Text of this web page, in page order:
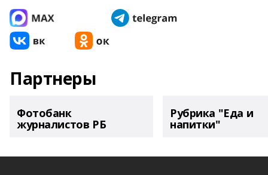
Партнеры
Фотобанк
журналистов РБ
Рубрика "Еда и
напитки"